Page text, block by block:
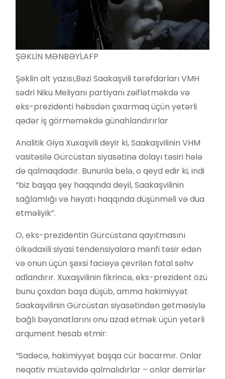
ŞƏKLİN MƏNBƏYİ,AFP
Şəklin alt yazısı,Bəzi Saakaşvili tərəfdarları VMH
sədri Niku Meliyanı partiyanı zəiflətməkdə və
eks-prezidenti həbsdən çıxarmaq üçün yetərli
qədər iş görməməkdə günahlandırırlar
Analitik Giya Xuxaşvili deyir ki, Saakaşvilinin VHM
vasitəsilə Gürcüstan siyasətinə dolayı təsiri hələ
də qalmaqdadır. Bununla belə, o qeyd edir ki, indi
“biz başqa şey haqqında deyil, Saakaşvilinin
sağlamlığı və həyatı haqqında düşünməli və dua
etməliyik”.
O, eks-prezidentin Gürcüstana qayıtmasını
ölkədaxili siyasi tendensiyalara mənfi təsir edən
və onun üçün şəxsi faciəyə çevrilən fatal səhv
adlandırır. Xuxaşvilinin fikrincə, eks-prezident özü
bunu çoxdan başa düşüb, amma hakimiyyət
Saakaşvilinin Gürcüstan siyasətindən getməsiylə
bağlı bəyanatlarını onu azad etmək üçün yetərli
arqument hesab etmir:
“Sadəcə, hakimiyyət başqa cür bacarmır. Onlar
neqativ müstəvidə qalmalıdırlar – onlar demirlər